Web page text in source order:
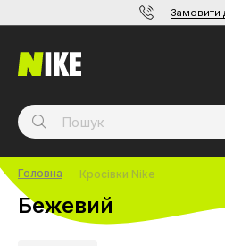
Замовити
Головна Кросівки Nike
Бежевий